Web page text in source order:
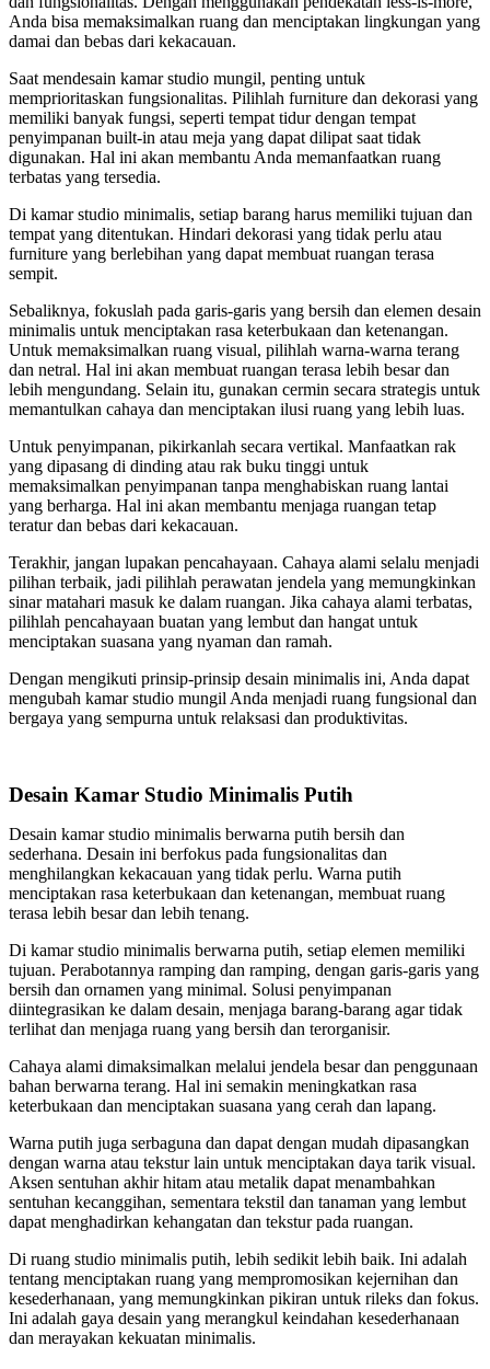
Anda bisa memaksimalkan ruang dan menciptakan lingkungan yang
damai dan bebas dari kekacauan.
Saat mendesain kamar studio mungil, penting untuk
memprioritaskan fungsionalitas. Pilihlah furniture dan dekorasi yang
memiliki banyak fungsi, seperti tempat tidur dengan tempat
penyimpanan built-in atau meja yang dapat dilipat saat tidak
digunakan. Hal ini akan membantu Anda memanfaatkan ruang
terbatas yang tersedia.
Di kamar studio minimalis, setiap barang harus memiliki tujuan dan
tempat yang ditentukan. Hindari dekorasi yang tidak perlu atau
furniture yang berlebihan yang dapat membuat ruangan terasa
sempit.
Sebaliknya, fokuslah pada garis-garis yang bersih dan elemen desain
minimalis untuk menciptakan rasa keterbukaan dan ketenangan.
Untuk memaksimalkan ruang visual, pilihlah warna-warna terang
dan netral. Hal ini akan membuat ruangan terasa lebih besar dan
lebih mengundang. Selain itu, gunakan cermin secara strategis untuk
memantulkan cahaya dan menciptakan ilusi ruang yang lebih luas.
Untuk penyimpanan, pikirkanlah secara vertikal. Manfaatkan rak
yang dipasang di dinding atau rak buku tinggi untuk
memaksimalkan penyimpanan tanpa menghabiskan ruang lantai
yang berharga. Hal ini akan membantu menjaga ruangan tetap
teratur dan bebas dari kekacauan.
Terakhir, jangan lupakan pencahayaan. Cahaya alami selalu menjadi
pilihan terbaik, jadi pilihlah perawatan jendela yang memungkinkan
sinar matahari masuk ke dalam ruangan. Jika cahaya alami terbatas,
pilihlah pencahayaan buatan yang lembut dan hangat untuk
menciptakan suasana yang nyaman dan ramah.
Dengan mengikuti prinsip-prinsip desain minimalis ini, Anda dapat
mengubah kamar studio mungil Anda menjadi ruang fungsional dan
bergaya yang sempurna untuk relaksasi dan produktivitas.
Desain Kamar Studio Minimalis Putih
Desain kamar studio minimalis berwarna putih bersih dan
sederhana. Desain ini berfokus pada fungsionalitas dan
menghilangkan kekacauan yang tidak perlu. Warna putih
menciptakan rasa keterbukaan dan ketenangan, membuat ruang
terasa lebih besar dan lebih tenang.
Di kamar studio minimalis berwarna putih, setiap elemen memiliki
tujuan. Perabotannya ramping dan ramping, dengan garis-garis yang
bersih dan ornamen yang minimal. Solusi penyimpanan
diintegrasikan ke dalam desain, menjaga barang-barang agar tidak
terlihat dan menjaga ruang yang bersih dan terorganisir.
Cahaya alami dimaksimalkan melalui jendela besar dan penggunaan
bahan berwarna terang. Hal ini semakin meningkatkan rasa
keterbukaan dan menciptakan suasana yang cerah dan lapang.
Warna putih juga serbaguna dan dapat dengan mudah dipasangkan
dengan warna atau tekstur lain untuk menciptakan daya tarik visual.
Aksen sentuhan akhir hitam atau metalik dapat menambahkan
sentuhan kecanggihan, sementara tekstil dan tanaman yang lembut
dapat menghadirkan kehangatan dan tekstur pada ruangan.
Di ruang studio minimalis putih, lebih sedikit lebih baik. Ini adalah
tentang menciptakan ruang yang mempromosikan kejernihan dan
kesederhanaan, yang memungkinkan pikiran untuk rileks dan fokus.
Ini adalah gaya desain yang merangkul keindahan kesederhanaan
dan merayakan kekuatan minimalis.